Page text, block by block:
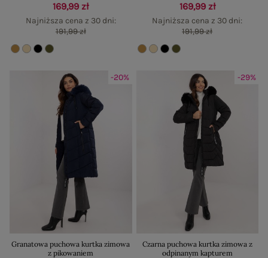
169,99 zł
Najniższa cena z 30 dni:
191,99 zł
169,99 zł
Najniższa cena z 30 dni:
191,99 zł
-20%
Granatowa puchowa kurtka zimowa
z pikowaniem
-29%
Czarna puchowa kurtka zimowa z
odpinanym kapturem